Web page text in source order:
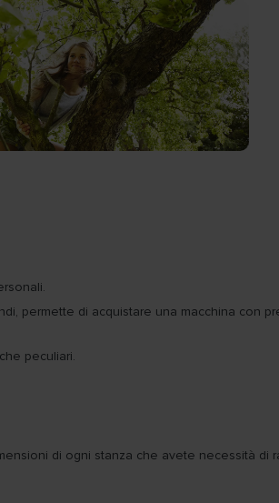
permette di acquistare una macchina con
peculiari.
di ogni stanza che avete necessità di